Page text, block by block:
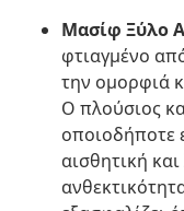
Μασίφ Ξύλο
φτιαγμένο
την ομορφιά
Ο πλούσιος
οποιοδήποτε
αισθητική